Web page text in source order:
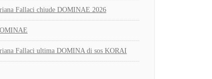
Fallaci chiude DOMINAE 2026
Fallaci ultima DOMINA di sos KORAI